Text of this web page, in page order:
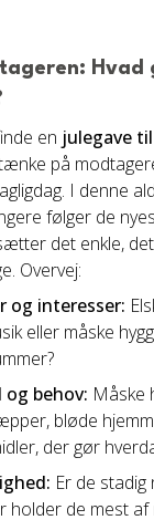
Hvad
en julegave
på
I denne
følger de
det enkle,
Overvej:
og interesser:
eller måske
og behov: Måske
bløde
der gør
Er de stadig
holder de mest af